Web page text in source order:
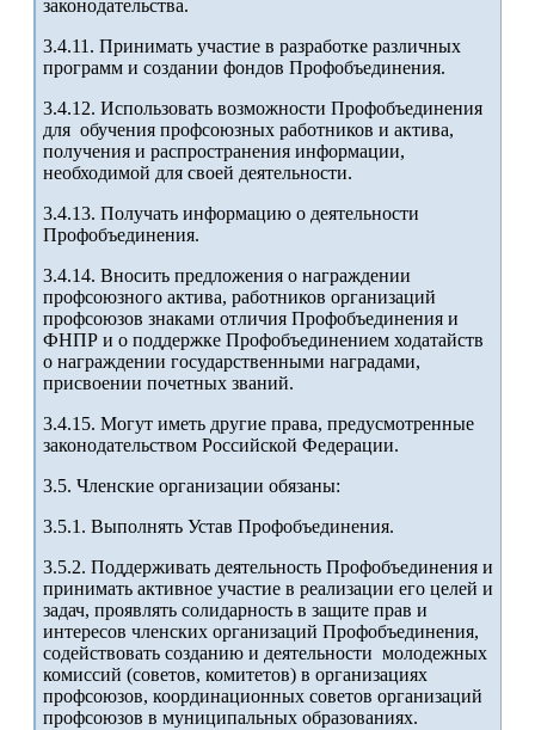
законодательства.
3.4.11. Принимать участие в разработке различных
программ и создании фондов Профобъединения.
3.4.12. Использовать возможности Профобъединения
для обучения профсоюзных работников и актива,
получения и распространения информации,
необходимой для своей деятельности.
3.4.13. Получать информацию о деятельности
Профобъединения.
3.4.14. Вносить предложения о награждении
профсоюзного актива, работников организаций
профсоюзов знаками отличия Профобъединения и
ФНПР и о поддержке Профобъединением ходатайств
о награждении государственными наградами,
присвоении почетных званий.
3.4.15. Могут иметь другие права, предусмотренные
законодательством Российской Федерации.
3.5. Членские организации обязаны:
3.5.1. Выполнять Устав Профобъединения.
3.5.2. Поддерживать деятельность Профобъединения и
принимать активное участие в реализации его целей и
задач, проявлять солидарность в защите прав и
интересов членских организаций Профобъединения,
содействовать созданию и деятельности молодежных
комиссий (советов, комитетов) в организациях
профсоюзов, координационных советов организаций
профсоюзов в муниципальных образованиях.